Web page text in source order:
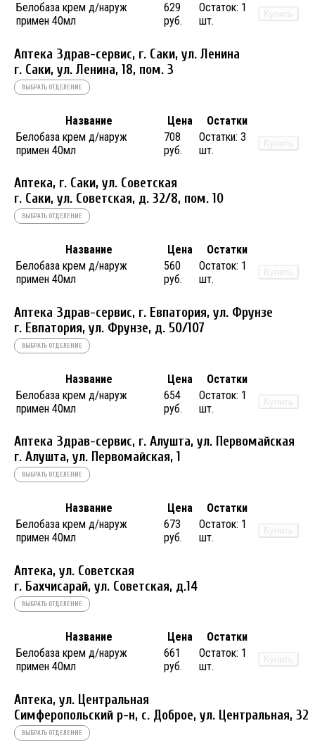
Белобаза крем д/наруж
примен 40мл
629
руб.
Остаток: 1
шт.
Купить
Аптека Здрав-сервис, г. Саки, ул. Ленина
г. Саки, ул. Ленина, 18, пом. 3
ВЫБРАТЬ ОТДЕЛЕНИЕ
Название Цена
Остатки
Белобаза крем д/наруж
примен 40мл
708
руб.
Остатки: 3
шт.
Купить
Аптека, г. Саки, ул. Советская
г. Саки, ул. Советская, д. 32/8, пом. 10
ВЫБРАТЬ ОТДЕЛЕНИЕ
Название Цена
Остатки
Белобаза крем д/наруж
примен 40мл
560
руб.
Остаток: 1
шт.
Купить
Аптека Здрав-сервис, г. Евпатория, ул. Фрунзе
г. Евпатория, ул. Фрунзе, д. 50/107
ВЫБРАТЬ ОТДЕЛЕНИЕ
Название Цена
Остатки
Белобаза крем д/наруж
примен 40мл
654
руб.
Остаток: 1
шт.
Купить
Аптека Здрав-сервис, г. Алушта, ул. Первомайская
г. Алушта, ул. Первомайская, 1
ВЫБРАТЬ ОТДЕЛЕНИЕ
Название Цена
Остатки
Белобаза крем д/наруж
примен 40мл
673
руб.
Остаток: 1
шт.
Купить
Аптека, ул. Советская
г. Бахчисарай, ул. Советская, д.14
ВЫБРАТЬ ОТДЕЛЕНИЕ
Название Цена
Остатки
Белобаза крем д/наруж
примен 40мл
661
руб.
Остаток: 1
шт.
Купить
Аптека, ул. Центральная
Симферопольский р-н, с. Доброе, ул. Центральная, 32
ВЫБРАТЬ ОТДЕЛЕНИЕ